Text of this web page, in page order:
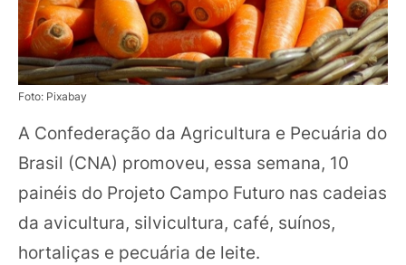
Foto: Pixabay
A Confederação da Agricultura e Pecuária do
Brasil (CNA) promoveu, essa semana, 10
painéis do Projeto Campo Futuro nas cadeias
da avicultura, silvicultura, café, suínos,
hortaliças e pecuária de leite.